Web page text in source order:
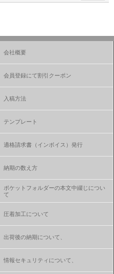
会社概要
会員登録にて割引クーポン
入稿方法
テンプレート
適格請求書（インボイス）発行
納期の数え方
ポケットフォルダーの本文中綴じについ
て
圧着加工について
出荷後の納期について、
情報セキュリティについて、